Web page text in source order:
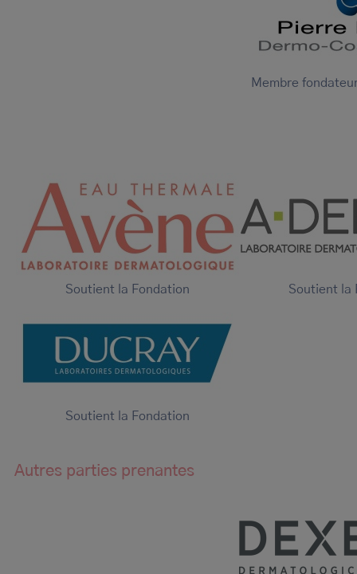
Membre
Soutient la Fondation Soutient la
Soutient la Fondation
Autres parties prenantes